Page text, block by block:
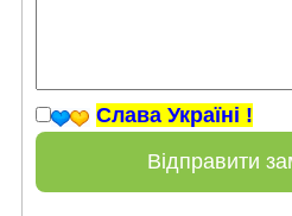
Слава Україні !
Відправити